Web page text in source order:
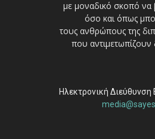
με μοναδικό σκοπό
όσο και όπως
τους ανθρώπους της
που αντιμετωπίζουν
Ηλεκτρονική Διεύθυνση